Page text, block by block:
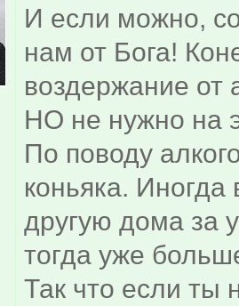
И если можно,
нам от Бога!
воздержание от
НО не нужно на
По поводу
коньяка.
другую дома за
тогда уже
Так что если ты